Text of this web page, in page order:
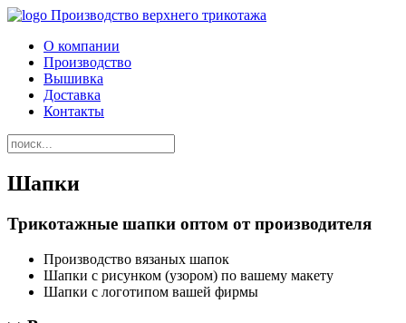
Производство верхнего трикотажа
О компании
Производство
Вышивка
Доставка
Контакты
Шапки
Трикотажные шапки оптом от производителя
Производство вязаных шапок
Шапки с рисунком (узором) по вашему макету
Шапки с логотипом вашей фирмы